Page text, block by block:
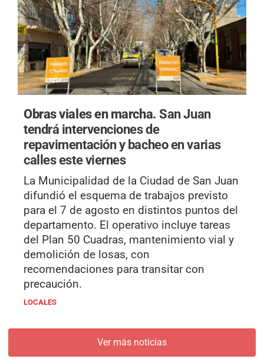
Obras viales en marcha.San Juan
tendrá intervenciones de
repavimentación y bacheo en varias
calles este viernes
La Municipalidad de la Ciudad de San Juan
difundió el esquema de trabajos previsto
para el 7 de agosto en distintos puntos del
departamento. El operativo incluye tareas
del Plan 50 Cuadras, mantenimiento vial y
demolición de losas, con
recomendaciones para transitar con
precaución.
LOCALES
Ver más noticias